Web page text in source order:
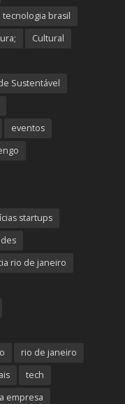
tecnologia brasil
Cultural
Sustentável
eventos
startups
rio de janeiro
rio de janeiro
tech
empresa